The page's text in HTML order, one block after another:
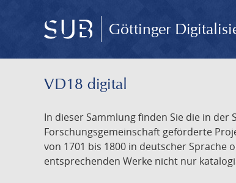
Göttinger
VD18 digital
In dieser Sammlung finden Sie die in
Forschungsgemeinschaft geförderte
von 1701 bis 1800 in deutscher Sprache
entsprechenden Werke nicht nur